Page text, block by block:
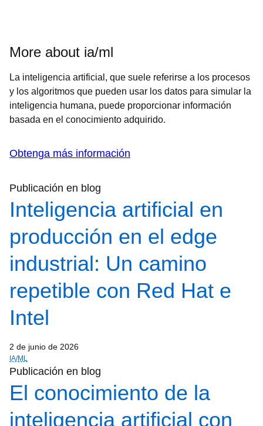
More about ia/ml
La inteligencia artificial, que suele referirse a los procesos
y los algoritmos que pueden usar los datos para simular la
inteligencia humana, puede proporcionar información
basada en el conocimiento adquirido.
Obtenga más información
Publicación en blog
Inteligencia artificial en
producción en el edge
industrial: Un camino
repetible con Red Hat e
Intel
2 de junio de 2026
IA/ML
Publicación en blog
El conocimiento de la
inteligencia artificial con